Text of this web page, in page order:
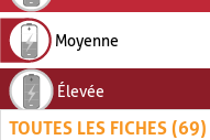
Moyenne
Élevée
TOUTES LES FICHES (69)